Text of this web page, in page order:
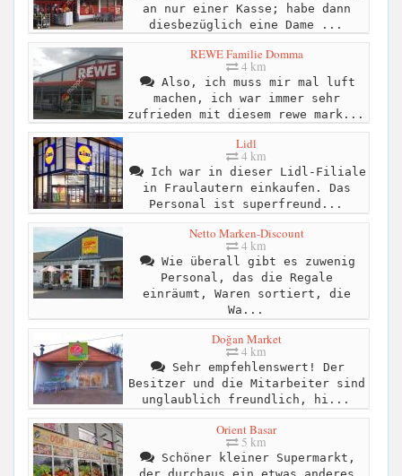
an nur einer Kasse; habe dann
diesbezüglich eine Dame ...
REWE Familie Domma
4 km
Also, ich muss mir mal luft
machen, ich war immer sehr
zufrieden mit diesem rewe mark...
Lidl
4 km
Ich war in dieser Lidl-Filiale
in Fraulautern einkaufen. Das
Personal ist superfreund...
Netto Marken-Discount
4 km
Wie überall gibt es zuwenig
Personal, das die Regale
einräumt, Waren sortiert, die
Wa...
Doğan Market
4 km
Sehr empfehlenswert! Der
Besitzer und die Mitarbeiter sind
unglaublich freundlich, hi...
Orient Basar
5 km
Schöner kleiner Supermarkt,